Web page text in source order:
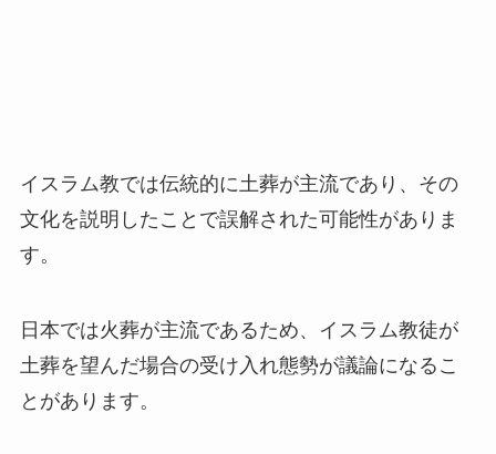
イスラム教では伝統的に土葬が主流であり、その
文化を説明したことで誤解された可能性がありま
す。
日本では火葬が主流であるため、イスラム教徒が
土葬を望んだ場合の受け入れ態勢が議論になるこ
とがあります。